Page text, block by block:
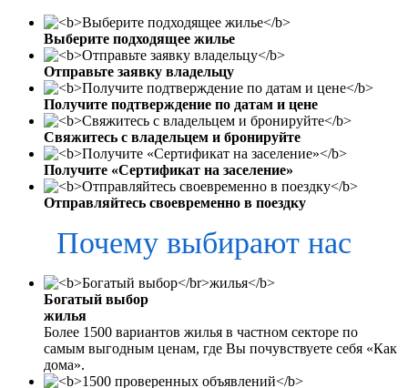
Выберите подходящее жилье
Отправьте заявку владельцу
Получите подтверждение по датам и цене
Свяжитесь с владельцем и бронируйте
Получите «Сертификат на заселение»
Отправляйтесь своевременно в поездку
Почему выбирают нас
Богатый выбор
жилья
Более 1500 вариантов жилья в частном секторе по
самым выгодным ценам, где Вы почувствуете себя «Как
дома».